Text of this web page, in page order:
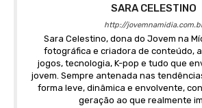
SARA CELESTINO
http://
Sara Celestino, dona do Jovem na
fotográfica e criadora de conteúdo,
jogos, tecnologia, K-pop e tudo que
jovem. Sempre antenada nas
forma leve, dinâmica e envolvente,
geração ao que realmente